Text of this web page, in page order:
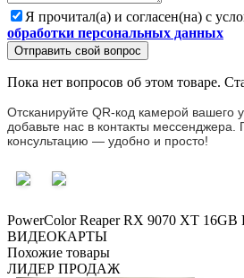
Я прочитал(а) и согласен(на) с
обработки персональных данных
Отправить свой вопрос
Пока нет вопросов об этом товаре.
Отсканируйте QR-код камерой вашего
добавьте нас в контакты мессенджера.
консультацию — удобно и просто!
PowerColor Reaper RX 9070 XT 16GB
ВИДЕОКАРТЫ
Похожие товары
ЛИДЕР ПРОДАЖ